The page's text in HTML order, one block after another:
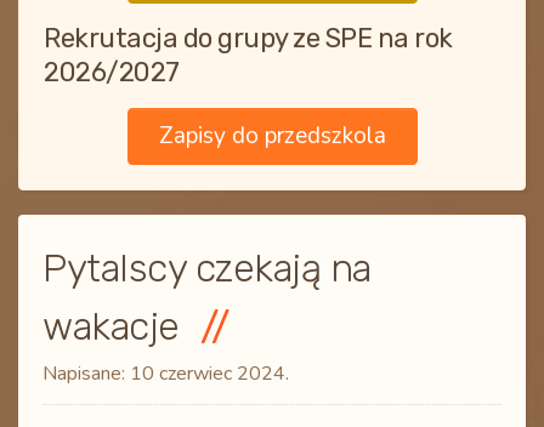
Rekrutacja do grupy ze SPE na rok
2026/2027
Zapisy do przedszkola
Pytalscy czekają na
wakacje
Napisane: 10 czerwiec 2024.